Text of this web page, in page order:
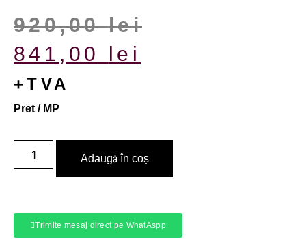
920,00lei
841,00 lei
+TVA
Pret / MP
Adaugă în coș
Trimite mesaj direct pe WhatAspp